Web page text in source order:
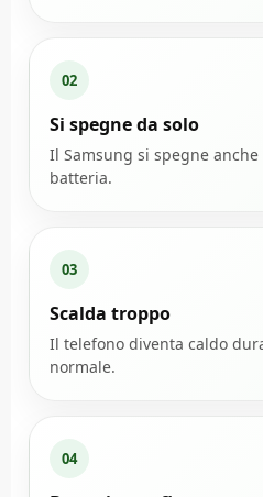
02
Si spegne da solo
Il Samsung si spegne
batteria.
03
Scalda troppo
Il telefono diventa caldo
normale.
04